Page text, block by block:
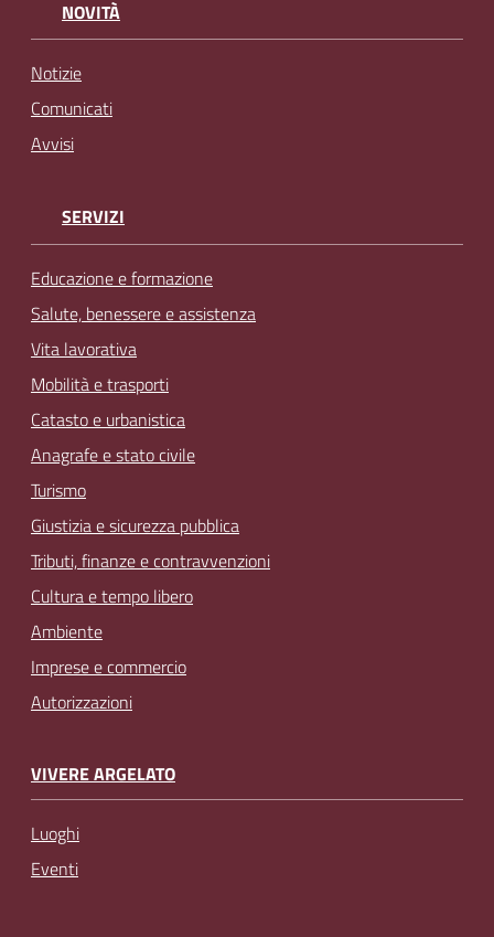
NOVITÀ
Notizie
Comunicati
Avvisi
SERVIZI
Educazione e formazione
Salute, benessere e assistenza
Vita lavorativa
Mobilità e trasporti
Catasto e urbanistica
Anagrafe e stato civile
Turismo
Giustizia e sicurezza pubblica
Tributi, finanze e contravvenzioni
Cultura e tempo libero
Ambiente
Imprese e commercio
Autorizzazioni
VIVERE ARGELATO
Luoghi
Eventi